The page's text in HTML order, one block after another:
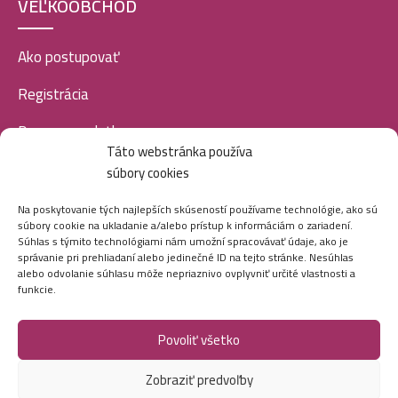
Táto webstránka používa
súbory cookies
Na poskytovanie tých najlepších skúseností používame technológie, ako sú
súbory cookie na ukladanie a/alebo prístup k informáciám o zariadení.
Súhlas s týmito technológiami nám umožní spracovávať údaje, ako je
správanie pri prehliadaní alebo jedinečné ID na tejto stránke. Nesúhlas
alebo odvolanie súhlasu môže nepriaznivo ovplyvniť určité vlastnosti a
funkcie.
Povoliť všetko
Zobraziť predvoľby
Jfenzi EDP women 100ml-Moonlit flower – (Bvlgari –
Jasmin Noir) – P120
11,99€
Jfenzi EDP women 100ml-Anathea – (Paco Rabanne
– Olympea) – P100
Jfenzi EDP women 100ml-Le Chel Chere – (Chanel –
Chance) – P185
11,99
Ako postupovať
Registrácia
Doprava a platba
SOCIÁLNE SIETE
Marei.sk - Všetky práva vyhradené - 2026
Vytvorila digitálna agentúraAmetica.